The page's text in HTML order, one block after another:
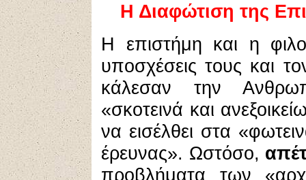
Η Διαφώτιση της
Η επιστήμη και η
υποσχέσεις τους και
κάλεσαν την
«σκοτεινά και
να εισέλθει στα
έρευνας». Ωστόσο,
προβλήματα των